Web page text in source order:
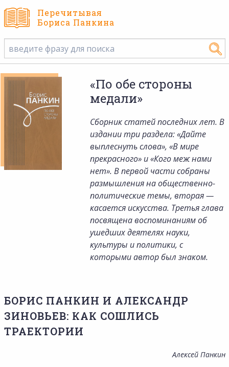
Перечитывая
Бориса Панкина
«По обе стороны
медали»
Сборник статей последних лет. В
издании три раздела: «Дайте
выплеснуть слова», «В мире
прекрасного» и «Кого меж нами
нет». В первой части собраны
размышления на общественно-
политические темы, вторая —
касается искусства. Третья глава
посвящена воспоминаниям об
ушедших деятелях науки,
культуры и политики, с
которыми автор был знаком.
БОРИС ПАНКИН И АЛЕКСАНДР
ЗИНОВЬЕВ: КАК СОШЛИСЬ
ТРАЕКТОРИИ
Алексей Панкин